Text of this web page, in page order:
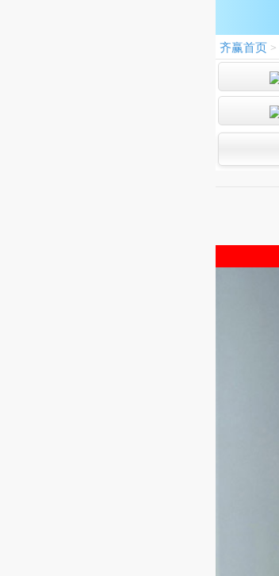
齐赢首页 >